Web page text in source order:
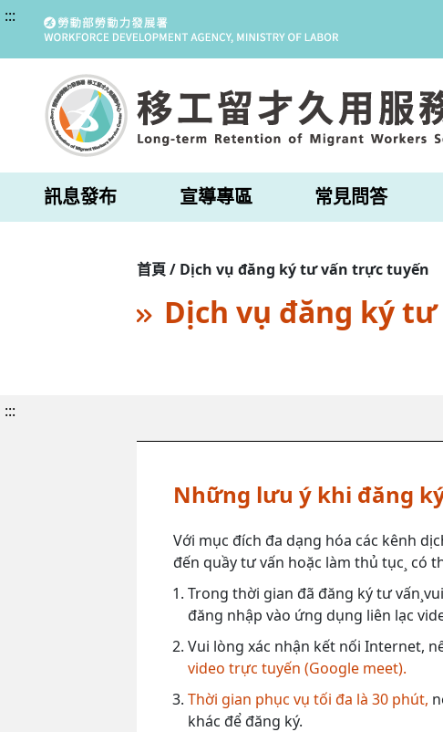
:::
訊息發布 宣導專區 常見問答
首頁 / Dịch vụ đăng ký tư vấn trực tuyến
Dịch vụ đăng ký
:::
Những lưu ý khi đăng
Với mục đích đa dạng hóa các kênh
đến quầy tư vấn hoặc làm thủ tục¸ có
Trong thời gian đã đăng ký tư
đăng nhập vào ứng dụng liên lạc
Vui lòng xác nhận kết nối Internet,
video trực tuyến (Google meet).
Thời gian phục vụ tối đa là 30 phút,
khác để đăng ký.